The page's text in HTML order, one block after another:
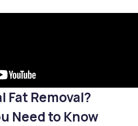
Fat Removal?
Need to Know